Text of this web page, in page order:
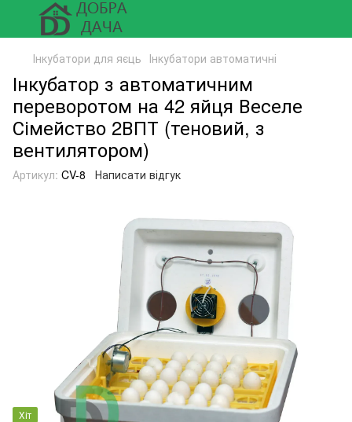
Інкубатори для яєць Інкубатори автоматичні
Інкубатор з автоматичним
переворотом на 42 яйця Веселе
Сімейство 2ВПТ (теновий, з
вентилятором)
Артикул: CV-8 Написати відгук
Хіт